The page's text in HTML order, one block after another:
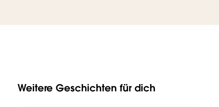
Weitere Geschichten für dich